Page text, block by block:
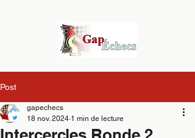
Post
gapechecs
18 nov. 2024 1 min de lecture